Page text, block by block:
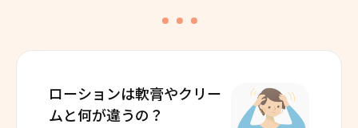
ローションは軟膏やクリー
ムと何が違うの？